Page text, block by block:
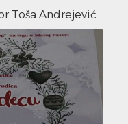
Toša Andrejević